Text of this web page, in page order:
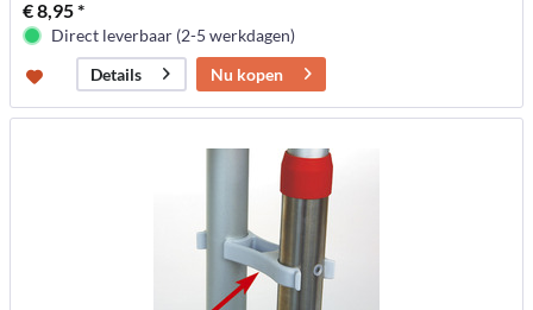
€ 8,95 *
Direct leverbaar (2-5 werkdagen)
Details
Nu kopen